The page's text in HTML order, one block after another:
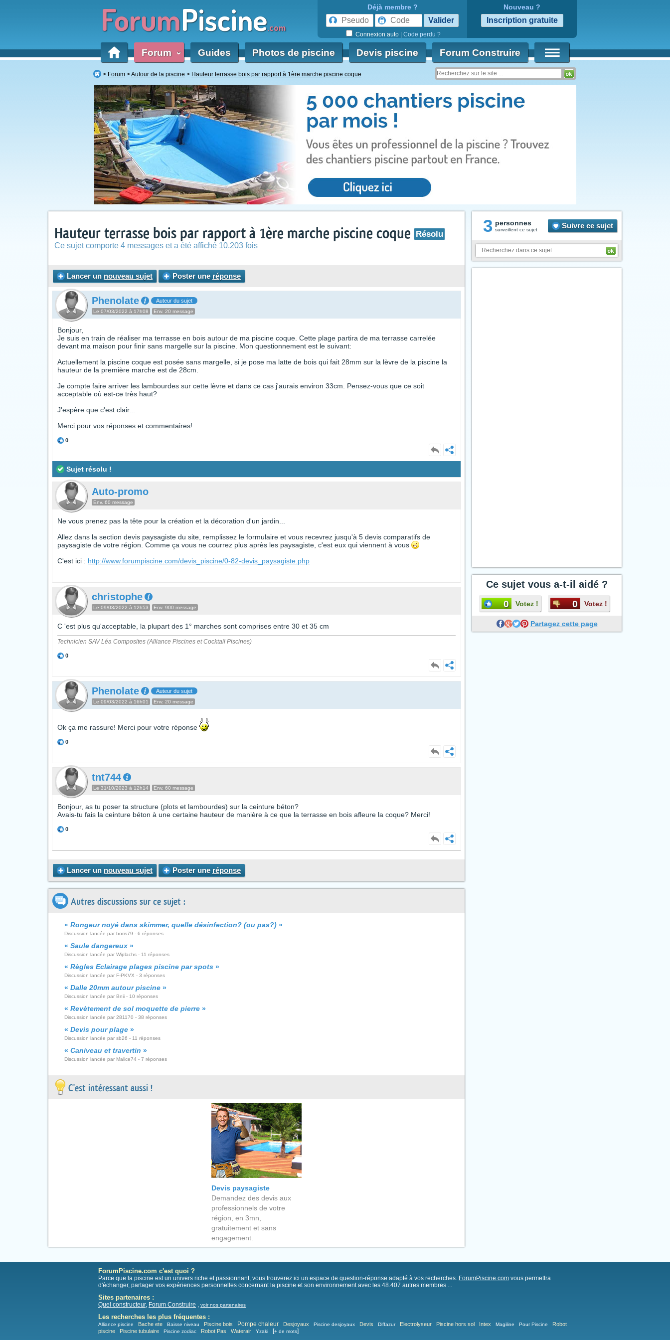
ForumPiscine.com
Déjà membre ?
Connexion auto Code perdu ?
Nouveau ?
Forum ‹ Guides Photos de piscine Devis piscine Forum Construire
Forum Autour de la piscine Hauteur terrasse bois par rapport à 1ère marche piscine coque
Hauteur terrasse bois par rapport à 1ère marche piscine coque Résolu
Ce sujet comporte 4 messages et a été affiché 10.203 fois
Lancer un nouveau sujet Poster une réponse
Phenolate Auteur du sujet
Le 07/03/2022 à 17h08 Env. 20 message
Bonjour,
Je suis en train de réaliser ma terrasse en bois autour de ma piscine coque. Cette plage partira de ma terrasse carrelée
devant ma maison pour finir sans margelle sur la piscine. Mon questionnement est le suivant:
Actuellement la piscine coque est posée sans margelle, si je pose ma latte de bois qui fait 28mm sur la lèvre de la piscine la
hauteur de la première marche est de 28cm.
Je compte faire arriver les lambourdes sur cette lèvre et dans ce cas j'aurais environ 33cm. Pensez-vous que ce soit
acceptable où est-ce très haut?
J'espère que c'est clair...
Merci pour vos réponses et commentaires!
0
Sujet résolu !
Auto-promo
Env. 60 message
Ne vous prenez pas la tête pour la création et la décoration d'un jardin...
Allez dans la section devis paysagiste du site, remplissez le formulaire et vous recevrez jusqu'à 5 devis comparatifs de
paysagiste de votre région. Comme ça vous ne courrez plus après les paysagiste, c'est eux qui viennent à vous
C'est ici : http://www.forumpiscine.com/devis_piscine/0-82-devis_paysagiste.php
christophe
Le 09/03/2022 à 12h53 Env. 900 message
C 'est plus qu'acceptable, la plupart des 1° marches sont comprises entre 30 et 35 cm
Technicien SAV Léa Composites (Alliance Piscines et Cocktail Piscines)
0
Phenolate Auteur du sujet
Le 09/03/2022 à 16h01 Env. 20 message
Ok ça me rassure! Merci pour votre réponse
0
tnt744
Le 31/10/2023 à 12h14 Env. 60 message
Bonjour, as tu poser ta structure (plots et lambourdes) sur la ceinture béton?
Avais-tu fais la ceinture béton à une certaine hauteur de manière à ce que la terrasse en bois afleure la coque? Merci!
0
Lancer un nouveau sujet Poster une réponse
Autres discussions sur ce sujet :
« Rongeur noyé dans skimmer, quelle désinfection? (ou pas?) »
Discussion lancée par boris79 - 6 réponses
« Saule dangereux »
Discussion lancée par Wiplachs - 11 réponses
« Règles Eclairage plages piscine par spots »
Discussion lancée par F-PKVX - 3 réponses
« Dalle 20mm autour piscine »
Discussion lancée par Bnii - 10 réponses
« Revètement de sol moquette de pierre »
Discussion lancée par 281170 - 38 réponses
« Devis pour plage »
Discussion lancée par sb26 - 11 réponses
« Caniveau et travertin »
Discussion lancée par Malice74 - 7 réponses
C'est intéressant aussi !
Devis paysagiste
Demandez des devis aux
professionnels de votre
région, en 3mn,
gratuitement et sans
engagement.
3 personnes
surveillent ce sujet Suivre ce sujet
Ce sujet vous a-t-il aidé ?
0 Votez ! 0 Votez !
Partagez cette page
ForumPiscine.com c'est quoi ?
Parce que la piscine est un univers riche et passionnant, vous trouverez ici un espace de question-réponse adapté à vos recherches. ForumPiscine.com vous permettra
d'échanger, partager vos expériences personnelles concernant la piscine et son environnement avec les 48.407 autres membres ...
Sites partenaires :
Quel constructeur, Forum Construire , voir nos partenaires
Les recherches les plus fréquentes :
Alliance piscine Bache ete Baisse niveau Piscine bois Pompe chaleur Desjoyaux Piscine desjoyaux Devis Diffazur Electrolyseur Piscine hors sol Intex Magiline Pour Piscine
Robot
piscine
Piscine tubulaire Piscine zodiac Robot Pas Waterair Yzaki [+ de mots]